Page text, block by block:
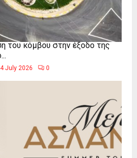
του κόμβου στην έξοδο της
July 2026 0